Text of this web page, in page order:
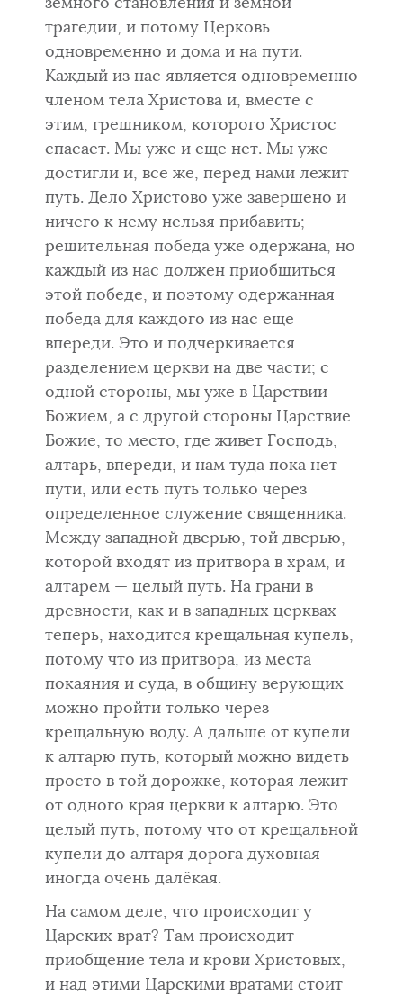
земного становления и земной
трагедии, и потому Церковь
одновременно и дома и на пути.
Каждый из нас является одновре­менно
членом тела Христова и, вместе с
этим, грешником, которого Хри­стос
спасает. Мы уже и еще нет. Мы уже
достигли и, все же, перед нами лежит
путь. Дело Христово уже завершено и
ничего к нему нельзя прибавить;
решительная победа уже одержана, но
каждый из нас должен приоб­щиться
этой победе, и поэтому одержанная
победа для каждого из нас еще
впереди. Это и подчеркивается
разделением церкви на две части; с
одной стороны, мы уже в Царствии
Божием, а с другой стороны Царствие
Божие, то место, где живет Господь,
алтарь, впереди, и нам туда пока нет
пути, или есть путь только через
определенное служение священни­ка.
Между западной дверью, той дверью,
которой входят из притвора в храм, и
алтарем — целый путь. На грани в
древности, как и в западных церквах
теперь, находится крещальная купель,
потому что из притвора, из места
покаяния и суда, в общину верующих
можно пройти только че­рез
крещальную воду. А дальше от купели
к алтарю путь, который можно видеть
просто в той дорожке, которая лежит
от одного края церкви к алтарю. Это
целый путь, потому что от крещальной
купели до алтаря до­рога духовная
иногда очень далёкая.
На самом деле, что происходит у
Царских врат? Там происходит
приобщение тела и крови Христовых,
и над этими Царскими вратами стоит